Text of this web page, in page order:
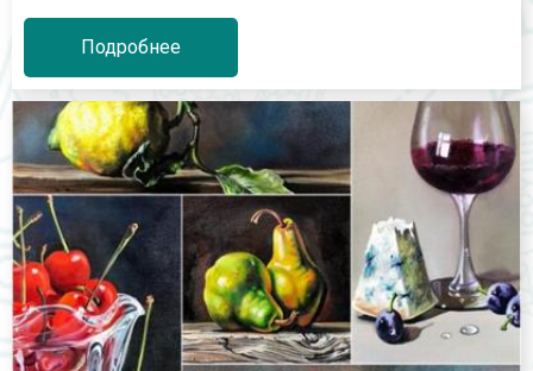
Подробнее